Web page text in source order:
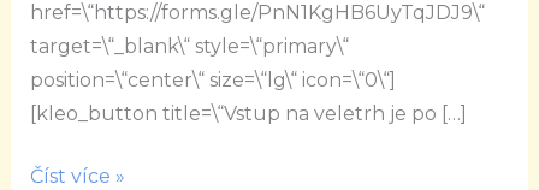
href=\“https://forms.gle/PnN1KgHB6UyTqJDJ9\“
target=\“_blank\“ style=\“primary\“
position=\“center\“ size=\“lg\“ icon=\“0\“]
[kleo_button title=\“Vstup na veletrh je po […]
Číst více »